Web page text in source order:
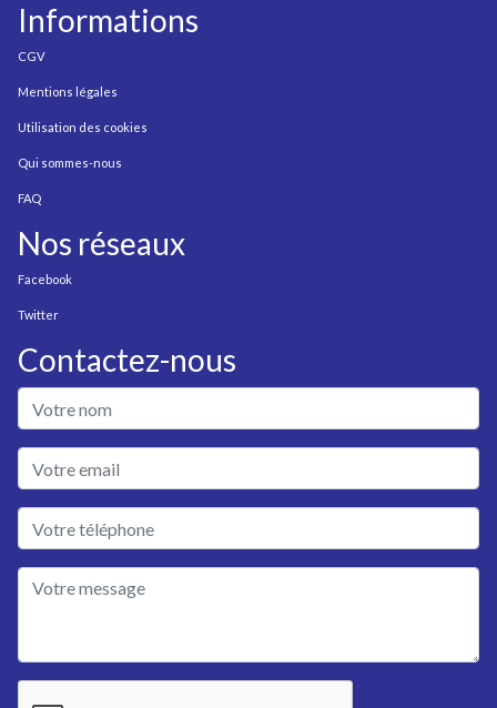
Informations
CGV
Mentions légales
Utilisation des cookies
Qui sommes-nous
FAQ
Nos réseaux
Facebook
Twitter
Contactez-nous